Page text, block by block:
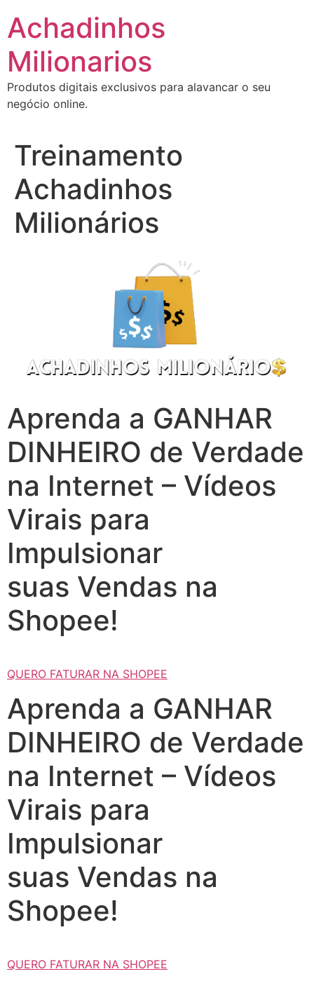
para
conteúdo
Achadinhos
Milionarios
Produtos digitais exclusivos para alavancar o seu
negócio online.
Treinamento
Achadinhos
Milionários
Aprenda a GANHAR
DINHEIRO de Verdade
na Internet – Vídeos
Virais para
Impulsionar
suas Vendas na
Shopee!
QUERO FATURAR NA SHOPEE
Aprenda a GANHAR
DINHEIRO de Verdade
na Internet – Vídeos
Virais para
Impulsionar
suas Vendas na
Shopee!
QUERO FATURAR NA SHOPEE